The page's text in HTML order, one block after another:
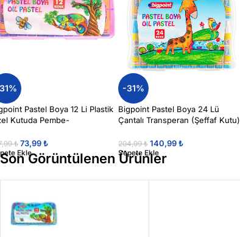
Pastel Boya 12 Li Plastik
Kutuda Pembe-
₺ 73,99₺
Ekle
-31%
Bigpoint Pastel Boya 24 Lü
Çantalı Transperan (Şeffaf Kutu)
204,99₺ 140,99₺
Sepete Ekle
Son Görüntülenen Ürünler